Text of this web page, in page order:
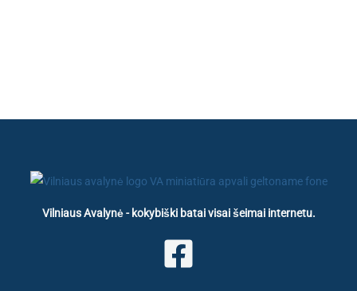
Vilniaus Avalynė - kokybiški batai visai šeimai internetu.